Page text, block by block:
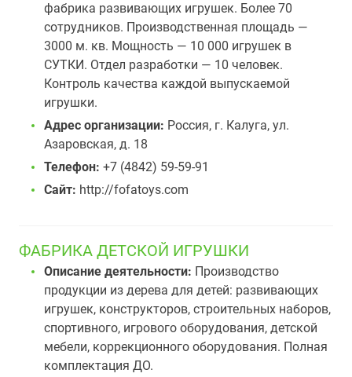
фабрика развивающих игрушек. Более 70
сотрудников. Производственная площадь —
3000 м. кв. Мощность — 10 000 игрушек в
СУТКИ. Отдел разработки — 10 человек.
Контроль качества каждой выпускаемой
игрушки.
Адрес организации: Россия, г. Калуга, ул.
Азаровская, д. 18
Телефон: +7 (4842) 59-59-91
Сайт: http://fofatoys.com
ФАБРИКА ДЕТСКОЙ ИГРУШКИ
Описание деятельности: Производство
продукции из дерева для детей: развивающих
игрушек, конструкторов, строительных наборов,
спортивного, игрового оборудования, детской
мебели, коррекционного оборудования. Полная
комплектация ДО.